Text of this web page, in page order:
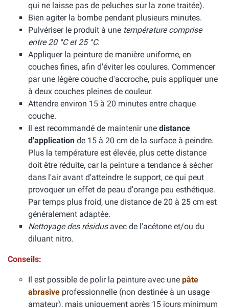
qui ne laisse pas de peluches sur la zone traitée).
Bien agiter la bombe pendant plusieurs minutes.
Pulvériser le produit à une température comprise
entre 20 °C et 25 °C.
Appliquer la peinture de manière uniforme, en
couches fines, afin d'éviter les coulures. Commencer
par une légère couche d'accroche, puis appliquer une
à deux couches pleines de couleur.
Attendre environ 15 à 20 minutes entre chaque
couche.
Il est recommandé de maintenir une distance
d'application de 15 à 20 cm de la surface à peindre.
Plus la température est élevée, plus cette distance
doit être réduite, car la peinture a tendance à sécher
dans l'air avant d'atteindre le support, ce qui peut
provoquer un effet de peau d'orange peu esthétique.
Par temps plus froid, une distance de 20 à 25 cm est
généralement adaptée.
Nettoyage des résidusavec de l'acétone et/ou du
diluant nitro.
Conseils:
Il est possible de polir la peinture avec une pâte
abrasive professionnelle (non destinée à un usage
amateur), mais uniquement après 15 jours minimum